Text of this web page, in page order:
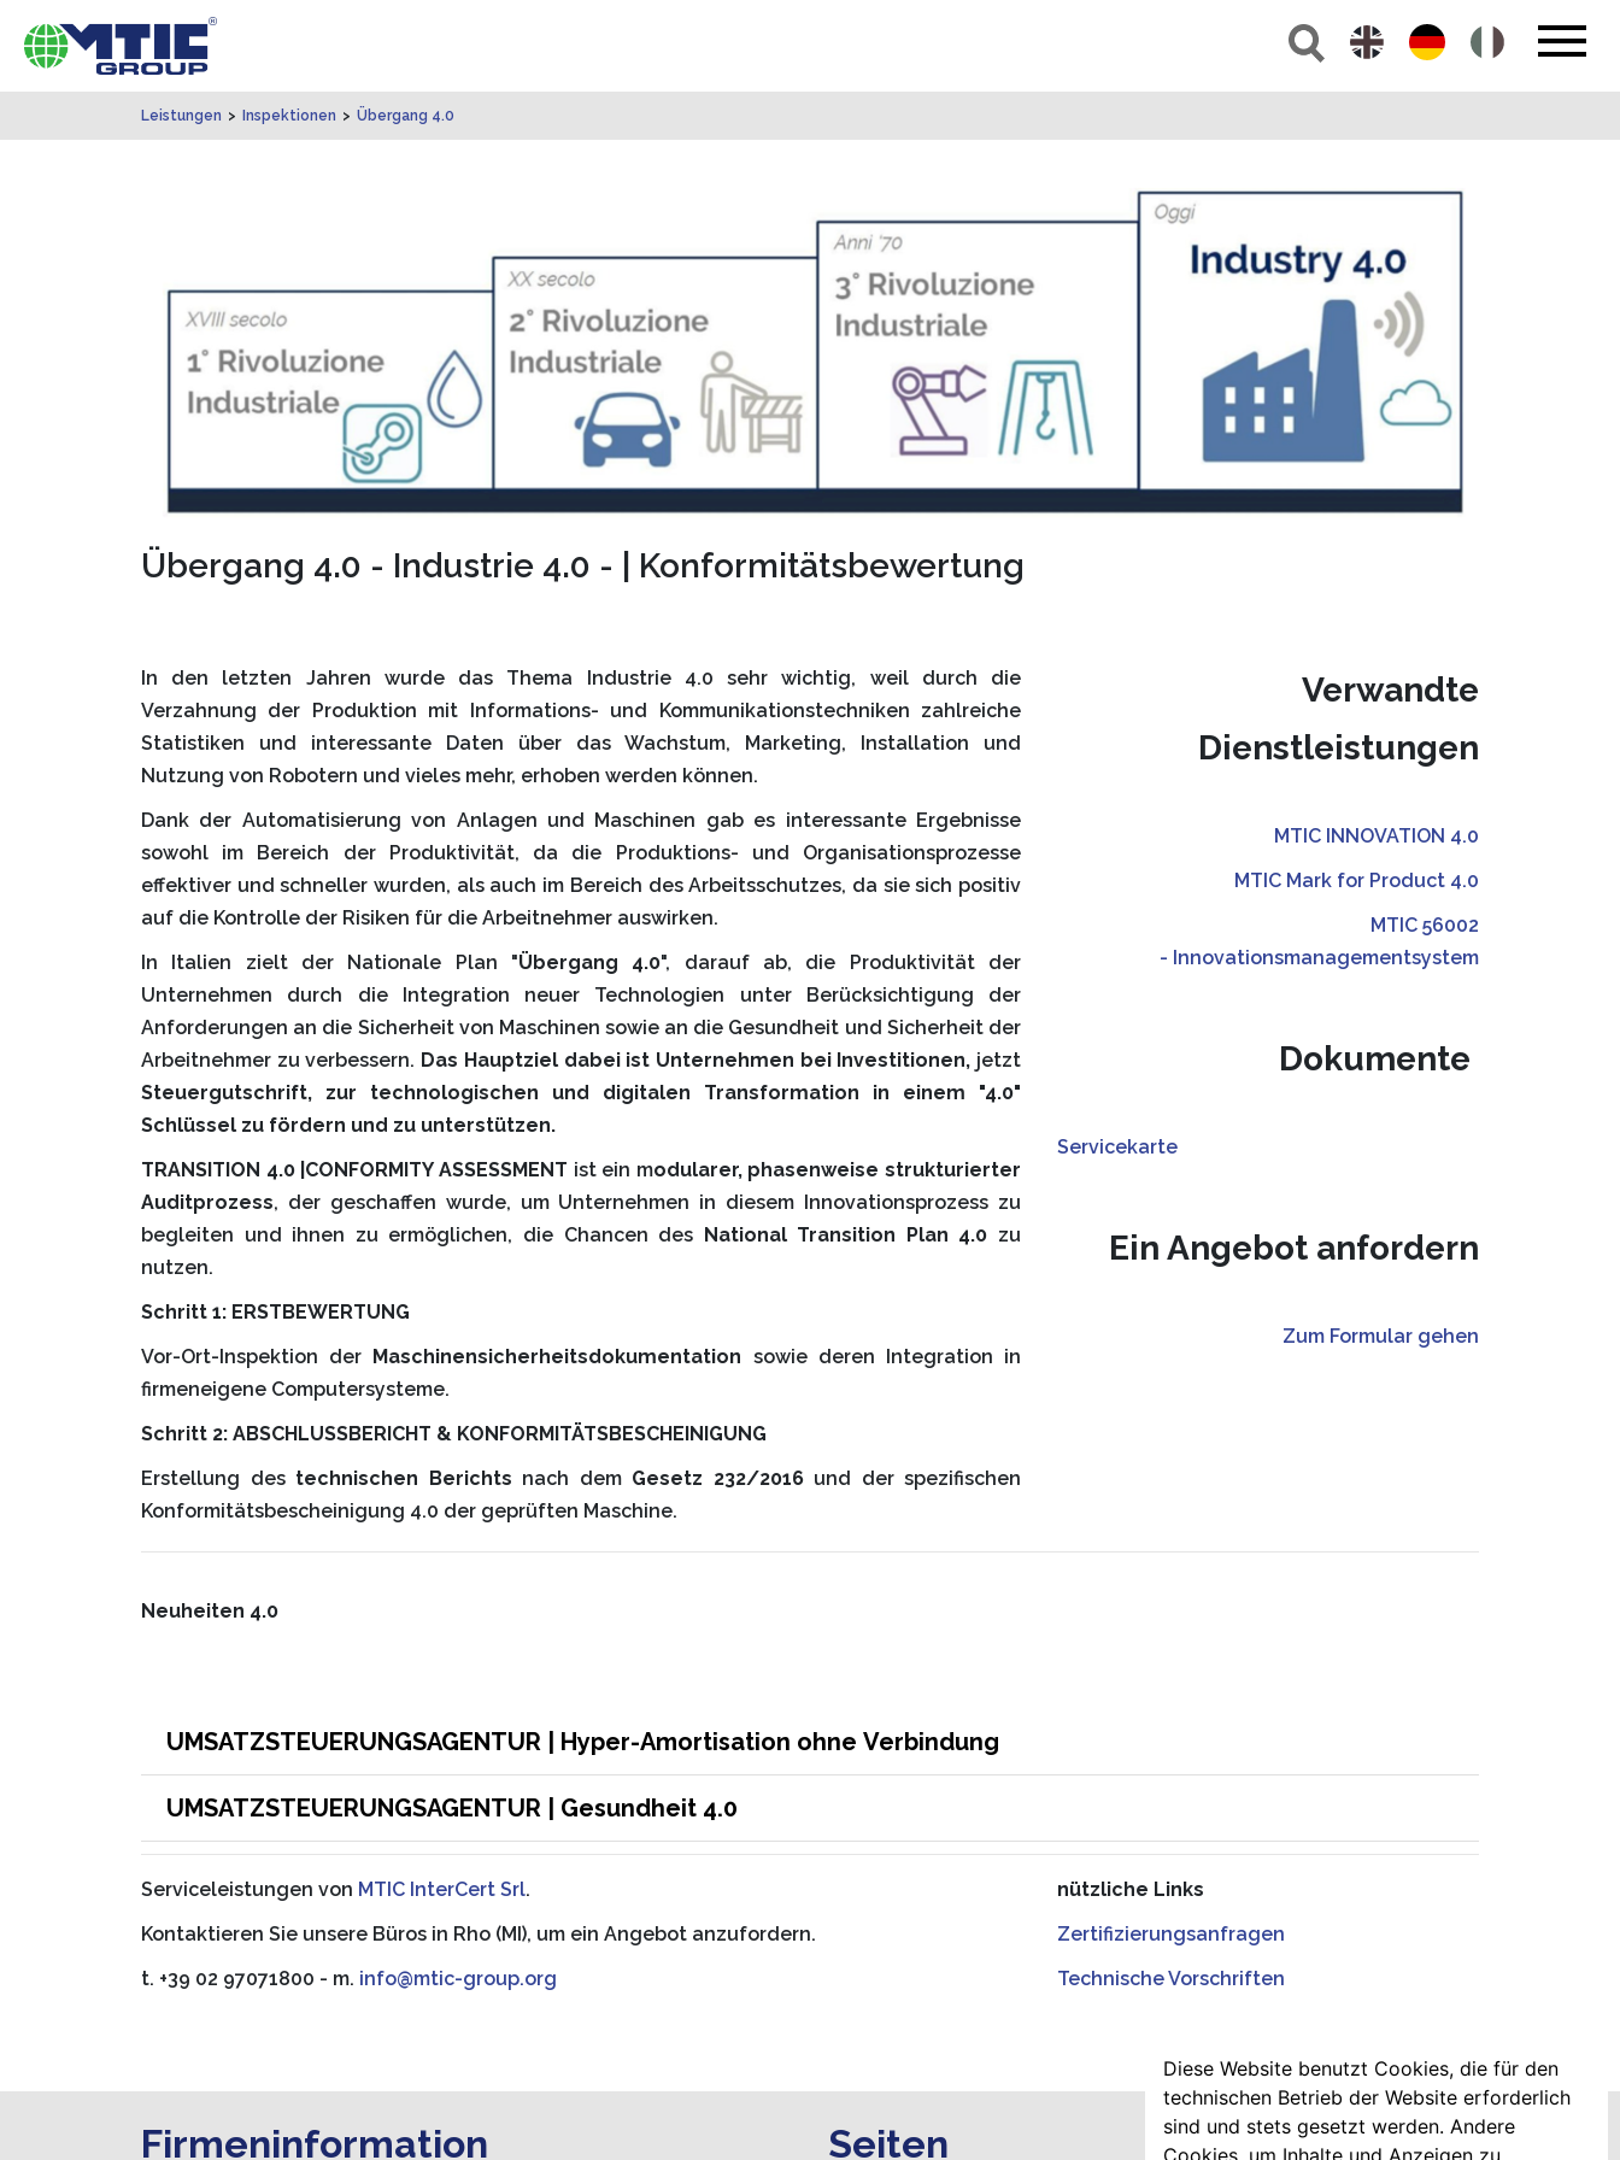
Leistungen > Inspektionen > Übergang 4.0
Übergang 4.0 - Industrie 4.0 - | Konformitätsbewertung
In den letzten Jahren wurde das Thema Industrie 4.0 sehr wichtig, weil durch die
Verzahnung der Produktion mit Informations- und Kommunikationstechniken zahlreiche
Statistiken und interessante Daten über das Wachstum, Marketing, Installation und
Nutzung von Robotern und vieles mehr, erhoben werden können.
Dank der Automatisierung von Anlagen und Maschinen gab es interessante Ergebnisse
sowohl im Bereich der Produktivität, da die Produktions- und Organisationsprozesse
effektiver und schneller wurden, als auch im Bereich des Arbeitsschutzes, da sie sich positiv
auf die Kontrolle der Risiken für die Arbeitnehmer auswirken.
In Italien zielt der Nationale Plan "Übergang 4.0", darauf ab, die Produktivität der
Unternehmen durch die Integration neuer Technologien unter Berücksichtigung der
Anforderungen an die Sicherheit von Maschinen sowie an die Gesundheit und Sicherheit der
Arbeitnehmer zu verbessern. Das Hauptziel dabei ist Unternehmen bei Investitionen, jetzt
Steuergutschrift, zur technologischen und digitalen Transformation in einem "4.0"
Schlüssel zu fördern und zu unterstützen.
TRANSITION 4.0 |CONFORMITY ASSESSMENT ist ein modularer, phasenweise strukturierter
Auditprozess, der geschaffen wurde, um Unternehmen in diesem Innovationsprozess zu
begleiten und ihnen zu ermöglichen, die Chancen des
National Transition Plan 4.0 zu
nutzen.
Schritt 1: ERSTBEWERTUNG
Vor-Ort-Inspektion der
Maschinensicherheitsdokumentation sowie deren Integration in
firmeneigene Computersysteme.
Schritt 2: ABSCHLUSSBERICHT & KONFORMITÄTSBESCHEINIGUNG
Erstellung des technischen Berichts nach dem Gesetz 232/2016und der spezifischen
Konformitätsbescheinigung 4.0 der geprüften Maschine.
Verwandte
Dienstleistungen
MTIC INNOVATION 4.0
MTIC Mark for Product 4.0
MTIC 56002
- Innovationsmanagementsystem
Dokumente
Servicekarte
Ein Angebot anfordern
Zum Formular gehen
Neuheiten 4.0
UMSATZSTEUERUNGSAGENTUR | Hyper-Amortisation ohne Verbindung
UMSATZSTEUERUNGSAGENTUR | Gesundheit 4.0
Serviceleistungen von MTIC InterCert Srl.
Kontaktieren Sie unsere Büros in Rho (MI), um ein Angebot anzufordern.
t. +39 02 97071800 - m. info@mtic-group.org
nützliche Links
Zertifizierungsanfragen
Technische Vorschriften
Firmeninformation Seiten
Diese Website benutzt Cookies, die für den
technischen Betrieb der Website erforderlich
sind und stets gesetzt werden. Andere
Cookies, um Inhalte und Anzeigen zu